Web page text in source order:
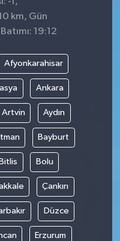
km, Gün
19:12
Afyonkarahisar
Ankara
Artvin Aydın
Bayburt
Bitlis Bolu
Çankırı
Düzce
Erzurum